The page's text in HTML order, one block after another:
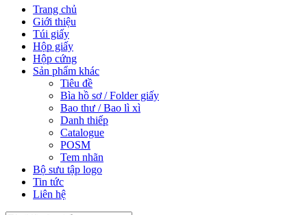
Trang chủ
Giới thiệu
Túi giấy
Hộp giấy
Hộp cứng
Sản phẩm khác
Tiêu đề
Bìa hồ sơ / Folder giấy
Bao thư / Bao lì xì
Danh thiếp
Catalogue
POSM
Tem nhãn
Bộ sưu tập logo
Tin tức
Liên hệ